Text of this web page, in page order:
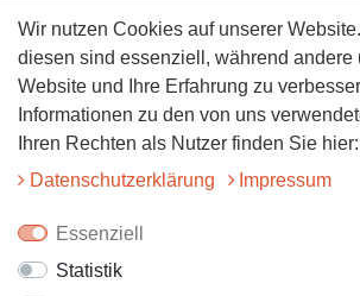
Adresse
Hauptstrasse 34
73117 Wangen
07161-9566068
Wir nutzen Cookies auf unserer
diesen sind essenziell, während andere
Website und Ihre Erfahrung zu
Informationen zu den von uns
Ihren Rechten als Nutzer finden Sie hier:
Daten­schutz­erklärung
Impressum
Essenziell
Statistik